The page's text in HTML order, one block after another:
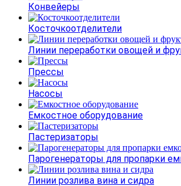
Конвейеры
Косточкоотделители
Линии переработки овощей и
Прессы
Насосы
Емкостное оборудование
Пастеризаторы
Парогенераторы для пропарки
Линии розлива вина и сидра